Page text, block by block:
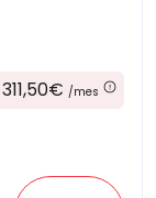
311,50€ /mes